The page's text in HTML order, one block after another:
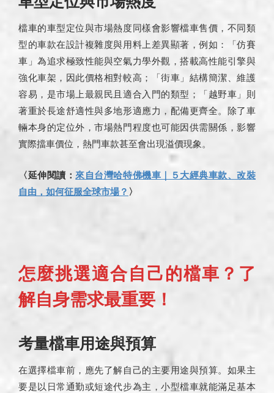
檔車的車型定位與市場熱度同樣會影響檔車售價，不同類
型的車款在設計複雜度與用料上差異顯著，例如：「仿賽
車」為追求極致性能與空氣力學外觀，搭載高性能引擎與
強化車架，因此價格相對較高；「街車」結構簡潔、維護
容易，是市場上最親民且適合入門的類型；「越野車」則
著重於長途舒適性與多地形適應力，配備更齊全。除了車
輛本身的定位外，市場熱門程度也可能因供需關係，影響
實際擋車價位，熱門車款甚至會出現溢價現象。
〈延伸閱讀： 來自台灣哈特佛機車｜５大經典車款、改裝
自由，如何征服全球市場？ 〉
怎麼挑選適合自己的檔車？了
解自身需求最重要！
考量檔車用途與預算
在選擇檔車前，應先了解自己的主要用途與預算。如果主
要是以日常通勤或短途代步為主，小型檔車就能滿足基本